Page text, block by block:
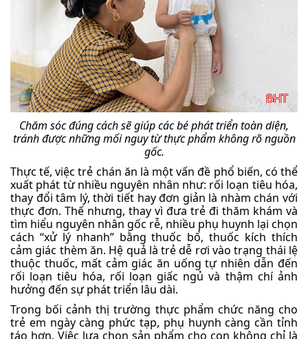
Chăm sóc đúng cách sẽ giúp các bé phát triển toàn diện,
tránh được những mối nguy từ thực phẩm không rõ nguồn
gốc.
Thực tế, việc trẻ chán ăn là một vấn đề phổ biến, có thể
xuất phát từ nhiều nguyên nhân như: rối loạn tiêu hóa,
thay đổi tâm lý, thời tiết hay đơn giản là nhàm chán với
thực đơn. Thế nhưng, thay vì đưa trẻ đi thăm khám và
tìm hiểu nguyên nhân gốc rễ, nhiều phụ huynh lại chọn
cách “xử lý nhanh” bằng thuốc bổ, thuốc kích thích
cảm giác thèm ăn. Hệ quả là trẻ dễ rơi vào trạng thái lệ
thuộc thuốc, mất cảm giác ăn uống tự nhiên dẫn đến
rối loạn tiêu hóa, rối loạn giấc ngủ và thậm chí ảnh
hưởng đến sự phát triển lâu dài.
Trong bối cảnh thị trường thực phẩm chức năng cho
trẻ em ngày càng phức tạp, phụ huynh càng cần tỉnh
táo hơn. Việc lựa chọn sản phẩm cho con không chỉ là